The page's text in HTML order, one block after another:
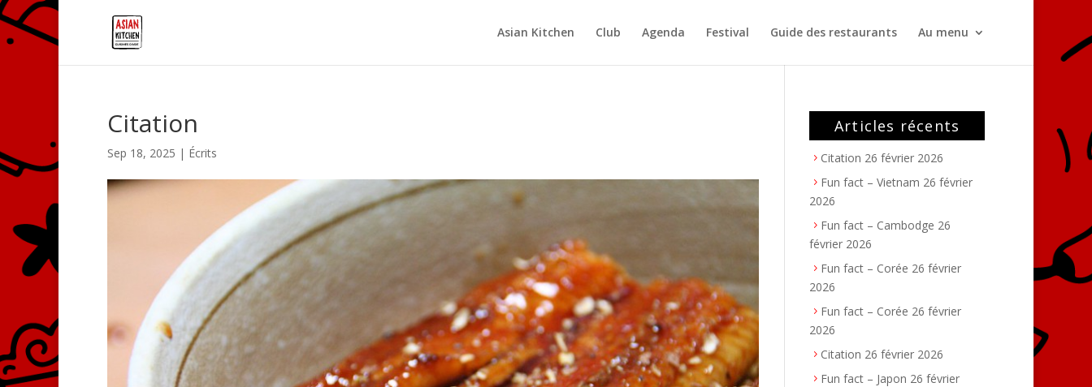
Asian Kitchen Club Agenda Festival Guide des restaurants Au menu
Citation
Sep 18, 2025 | Écrits
Articles récents
Citation 26 février 2026
Fun fact – Vietnam 26 février
2026
Fun fact – Cambodge 26
février 2026
Fun fact – Corée 26 février
2026
Fun fact – Corée 26 février
2026
Citation 26 février 2026
Fun fact – Japon 26 février